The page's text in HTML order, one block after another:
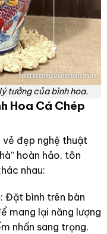
tưởng của bình hoa.
Hoa Cá Chép
vẻ đẹp nghệ thuật
hoàn hảo, tôn
nhau:
: Đặt bình trên bàn
mang lại năng lượng
nhấn sang trọng.